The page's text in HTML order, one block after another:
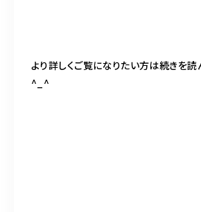
より詳しくご覧になりたい方は続きを読
^_^